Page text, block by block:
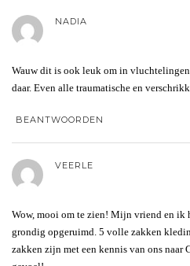
NADIA
Wauw dit is ook leuk om in
daar. Even alle traumatische en
BEANTWOORDEN
VEERLE
Wow, mooi om te zien! Mijn vriend en ik
grondig opgeruimd. 5 volle zakken
zakken zijn met een kennis van ons naar